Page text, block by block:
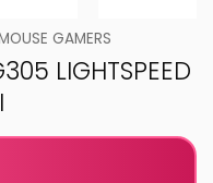
GAMERS
LIGHTSPEED